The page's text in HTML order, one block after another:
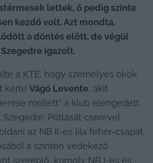
lettek, ő pedig szinte
kezdő volt. Azt mondta,
a döntés előtt, de végül
igazolt.
a KTE, hogy személyes okok
kérte Vágó Levente, akit
mellett” a klub elengedett
Szegedre. Pótlását cserével
az NB II-es lila fehér-csapat,
a szintén védekező
szereplő, komoly NB I-es és